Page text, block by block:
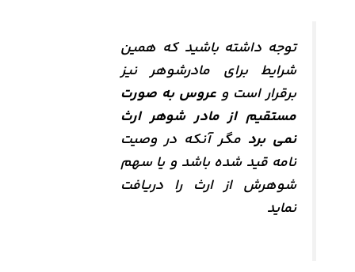
توجه داشته باشید که همین
شرایط برای مادرشوهر نیز
برقرار است و عروس به صورت
مستقیم از مادر شوهر ارث
نمی برد مگر آنکه در وصیت
نامه قید شده باشد و یا سهم
شوهرش از ارث را دریافت
نماید